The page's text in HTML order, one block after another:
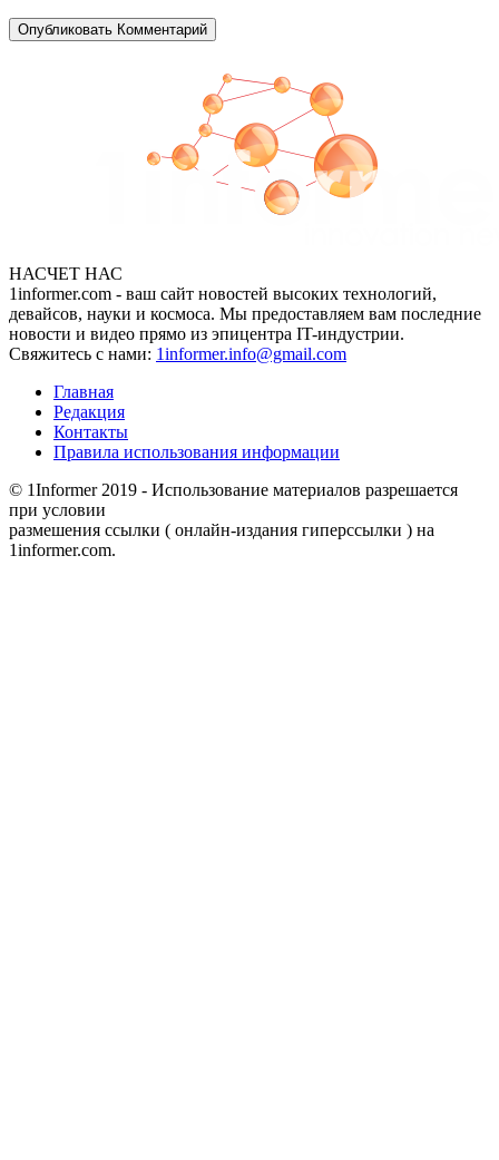
НАСЧЕТ НАС
1informer.com - ваш сайт новостей высоких технологий,
девайсов, науки и космоса. Мы предоставляем вам последние
новости и видео прямо из эпицентра IT-индустрии.
Свяжитесь с нами: 1informer.info@gmail.com
Главная
Редакция
Контакты
Правила использования информации
© 1Informer 2019 - Использование материалов разрешается
при условии
размешения ссылки ( онлайн-издания гиперссылки ) на
1informer.com.